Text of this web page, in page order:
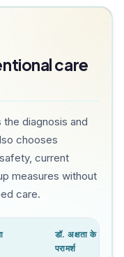
care
diagnosis and
chooses
current
measures without
care.
डॉ. अक्षता के
परामर्श